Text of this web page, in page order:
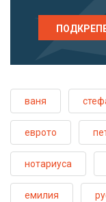
ваня
еврото
нотариуса
емилия